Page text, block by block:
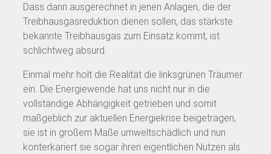
Dass dann ausgerechnet in jenen Anlagen, die der
Treibhausgasreduktion dienen sollen, das stärkste
bekannte Treibhausgas zum Einsatz kommt, ist
schlichtweg absurd.
Einmal mehr holt die Realität die linksgrünen Träumer
ein. Die Energiewende hat uns nicht nur in die
vollständige Abhängigkeit getrieben und somit
maßgeblich zur aktuellen Energiekrise beigetragen,
sie ist in großem Maße umweltschädlich und nun
konterkariert sie sogar ihren eigentlichen Nutzen als